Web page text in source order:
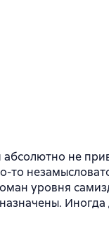
не
то
уровня
Иногда